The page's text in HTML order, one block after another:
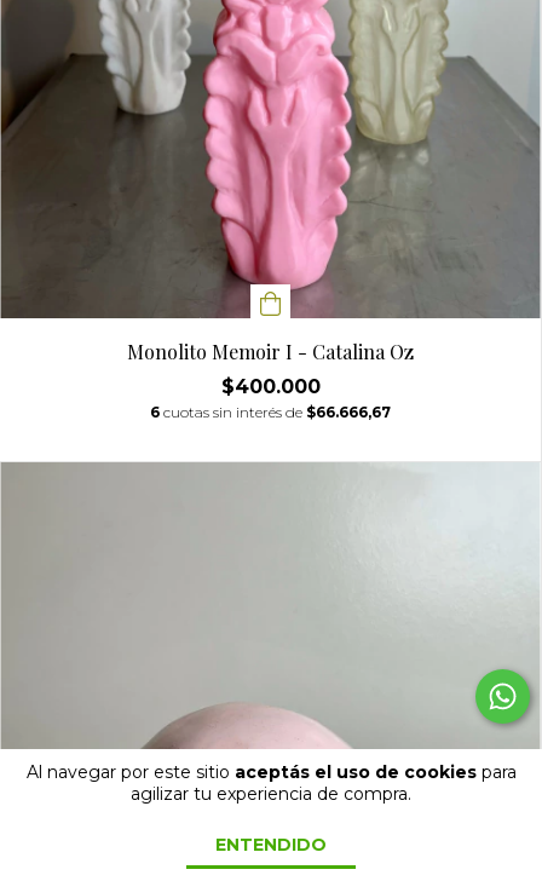
Al navegar por este sitio aceptás el uso de cookiespara
agilizar tu experiencia de compra.
ENTENDIDO
Monolito Memoir I - Catalina Oz
$400.000
6 cuotas sin interés de $66.666,67